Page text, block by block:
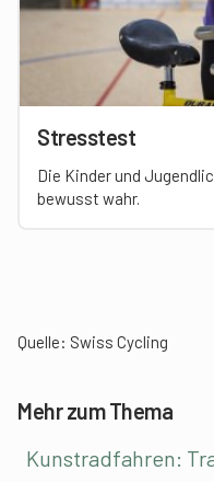
Stresstest
Die Kinder und
bewusst wahr.
Quelle: Swiss Cycling
Mehr zum Thema
Kunstradfahren: